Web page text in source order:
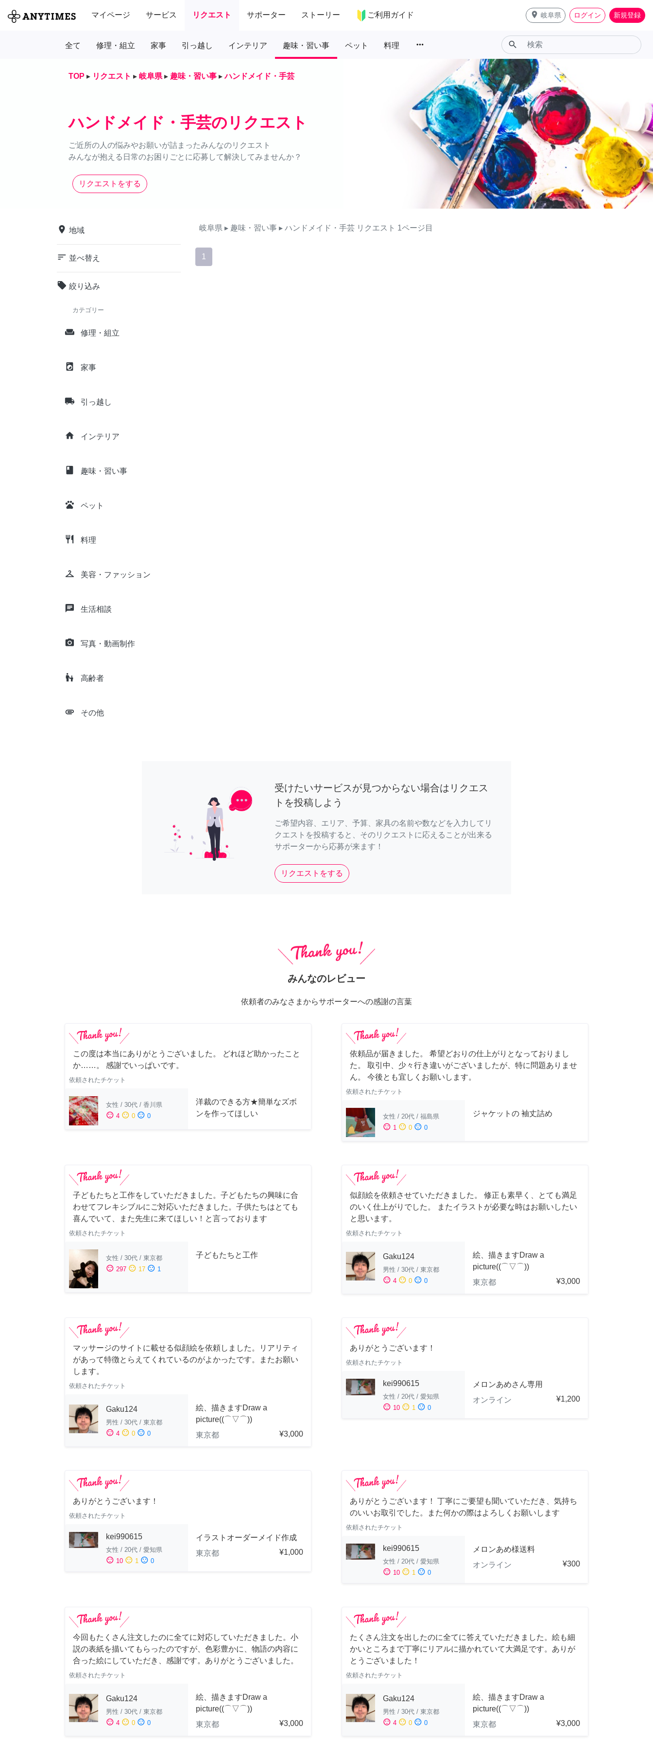
マイページ サービス リクエスト サポーター ストーリー ご利用ガイド place 岐阜県 ログイン 新規登録
全て 修理・組立 家事 引っ越し インテリア 趣味・習い事 ペット 料理 more_horiz search
TOP ▸ リクエスト ▸ 岐阜県 ▸ 趣味・習い事 ▸ ハンドメイド・手芸
ハンドメイド・手芸のリクエスト
ご近所の人の悩みやお願いが詰まったみんなのリクエスト
みんなが抱える日常のお困りごとに応募して解決してみませんか？
リクエストをする
place 地域
sort 並べ替え
local_offer 絞り込み
カテゴリー
weekend 修理・組立
local_laundry_service 家事
local_shipping 引っ越し
home インテリア
class 趣味・習い事
pets ペット
restaurant 料理
checkroom 美容・ファッション
chat 生活相談
camera_alt 写真・動画制作
escalator_warning 高齢者
attachment その他
岐阜県 ▸ 趣味・習い事 ▸ ハンドメイド・手芸 リクエスト 1ページ目
1
受けたいサービスが見つからない場合はリクエス
トを投稿しよう
ご希望内容、エリア、予算、家具の名前や数などを入力してリ
クエストを投稿すると、そのリクエストに応えることが出来る
サポーターから応募が来ます！
リクエストをする
みんなのレビュー
依頼者のみなさまからサポーターへの感謝の言葉
この度は本当にありがとうございました。 どれほど助かったこと
か……。 感謝でいっぱいです。
依頼されたチケット
女性 / 30代 / 香川県
sentiment_satisfied 4 sentiment_neutral 0 sentiment_dissatisfied 0
洋裁のできる方★簡単なズボ
ンを作ってほしい
依頼品が届きました。 希望どおりの仕上がりとなっておりまし
た。 取引中、少々行き違いがございましたが、特に問題ありませ
ん。 今後とも宜しくお願いします。
依頼されたチケット
女性 / 20代 / 福島県
sentiment_satisfied 1 sentiment_neutral 0 sentiment_dissatisfied 0
ジャケットの 袖丈詰め
子どもたちと工作をしていただきました。子どもたちの興味に合
わせてフレキシブルにご対応いただきました。子供たちはとても
喜んでいて、また先生に来てほしい！と言っております
依頼されたチケット
女性 / 30代 / 東京都
sentiment_satisfied 297 sentiment_neutral 17 sentiment_dissatisfied 1
子どもたちと工作
似顔絵を依頼させていただきました。 修正も素早く、とても満足
のいく仕上がりでした。 またイラストが必要な時はお願いしたい
と思います。
依頼されたチケット
Gaku124
男性 / 30代 / 東京都
sentiment_satisfied 4 sentiment_neutral 0 sentiment_dissatisfied 0
絵、描きますDraw a
picture((⌒▽⌒))
東京都
¥3,000
マッサージのサイトに載せる似顔絵を依頼しました。リアリティ
があって特徴とらえてくれているのがよかったです。またお願い
します。
依頼されたチケット
Gaku124
男性 / 30代 / 東京都
sentiment_satisfied 4 sentiment_neutral 0 sentiment_dissatisfied 0
絵、描きますDraw a
picture((⌒▽⌒))
東京都
¥3,000
ありがとうございます！
依頼されたチケット
kei990615
女性 / 20代 / 愛知県
sentiment_satisfied 10 sentiment_neutral 1 sentiment_dissatisfied 0
メロンあめさん専用
オンライン
¥1,200
ありがとうございます！
依頼されたチケット
kei990615
女性 / 20代 / 愛知県
sentiment_satisfied 10 sentiment_neutral 1 sentiment_dissatisfied 0
イラストオーダーメイド作成
東京都
¥1,000
ありがとうございます！ 丁寧にご要望も聞いていただき、気持ち
のいいお取引でした。また何かの際はよろしくお願いします
依頼されたチケット
kei990615
女性 / 20代 / 愛知県
sentiment_satisfied 10 sentiment_neutral 1 sentiment_dissatisfied 0
メロンあめ様送料
オンライン
¥300
今回もたくさん注文したのに全てに対応していただきました。小
説の表紙を描いてもらったのですが、色彩豊かに、物語の内容に
合った絵にしていただき、感謝です。ありがとうございました。
依頼されたチケット
Gaku124
男性 / 30代 / 東京都
sentiment_satisfied 4 sentiment_neutral 0 sentiment_dissatisfied 0
絵、描きますDraw a
picture((⌒▽⌒))
東京都
¥3,000
たくさん注文を出したのに全てに答えていただきました。絵も細
かいところまで丁寧にリアルに描かれていて大満足です。ありが
とうございました！
依頼されたチケット
Gaku124
男性 / 30代 / 東京都
sentiment_satisfied 4 sentiment_neutral 0 sentiment_dissatisfied 0
絵、描きますDraw a
picture((⌒▽⌒))
東京都
¥3,000